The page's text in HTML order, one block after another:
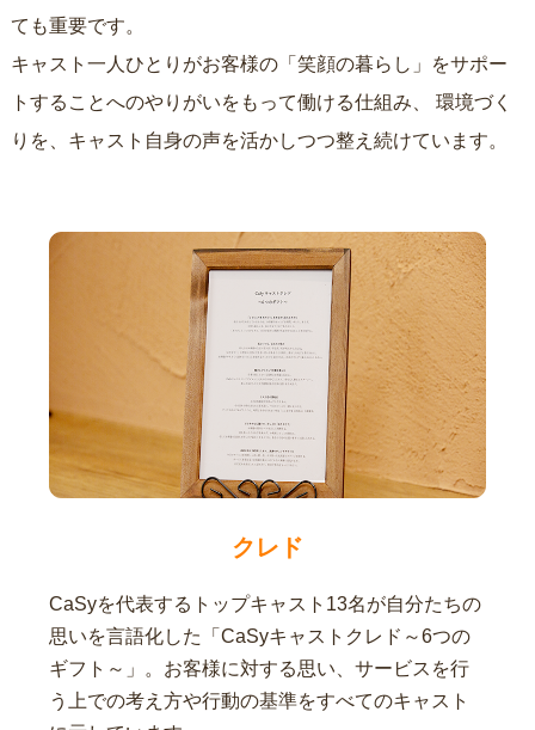
ても重要です。
キャスト一人ひとりがお客様の「笑顔の暮らし」をサポー
トすることへのやりがいをもって働ける仕組み、
りを、キャスト自身の声を活かしつつ整え続けています。
クレド
CaSyを代表するトップキャスト13名が自分たちの
思いを言語化した「CaSyキャストクレド～6つの
ギフト～」。お客様に対する思い、サービスを行
う上での考え方や行動の基準をすべてのキャスト